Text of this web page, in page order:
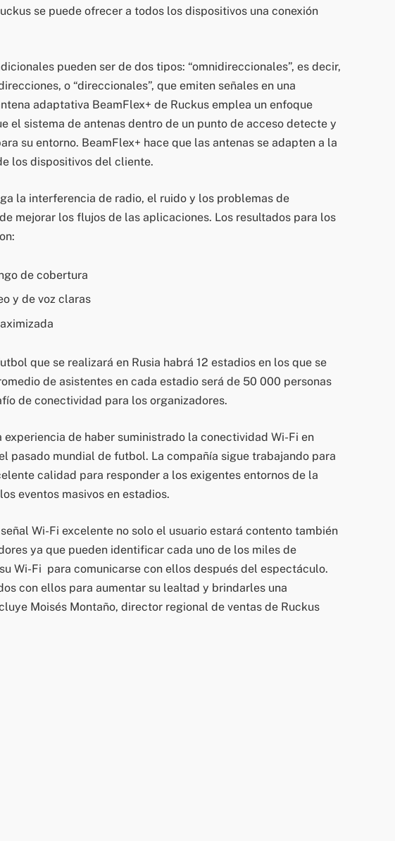
se puede ofrecer a todos los dispositivos una conexión
pueden ser de dos tipos: “omnidireccionales”, es decir,
o “direccionales”, que emiten señales en una
adaptativa BeamFlex+ de Ruckus emplea un enfoque
el sistema de antenas dentro de un punto de acceso detecte y
su entorno. BeamFlex+ hace que las antenas se adapten a la
los dispositivos del cliente.
la interferencia de radio, el ruido y los problemas de
mejorar los flujos de las aplicaciones. Los resultados para los
de cobertura
y de voz claras
que se realizará en Rusia habrá 12 estadios en los que se
de asistentes en cada estadio será de 50 000 personas
de conectividad para los organizadores.
experiencia de haber suministrado la conectividad Wi-Fi en
pasado mundial de futbol. La compañía sigue trabajando para
calidad para responder a los exigentes entornos de la
eventos masivos en estadios.
Wi-Fi excelente no solo el usuario estará contento también
ya que pueden identificar cada uno de los miles de
Wi-Fi para comunicarse con ellos después del espectáculo.
con ellos para aumentar su lealtad y brindarles una
Moisés Montaño, director regional de ventas de Ruckus